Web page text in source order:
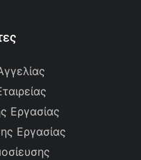
Εργασίας
Εργασίας